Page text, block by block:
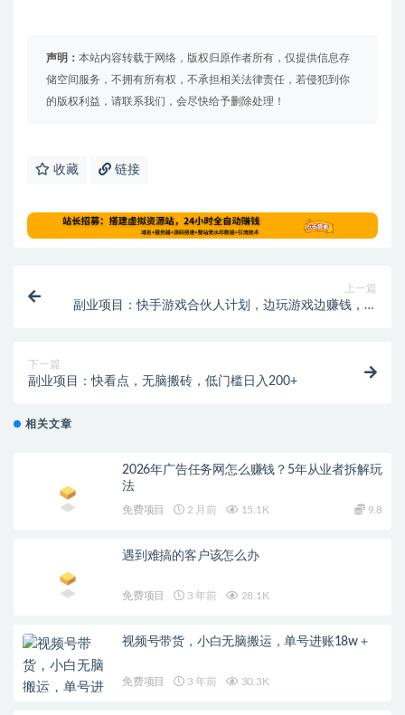
声明： 本站内容转载于网络，版权归原作者所有，仅提供信息存
储空间服务，不拥有所有权，不承担相关法律责任，若侵犯到你
的版权利益，请联系我们，会尽快给予删除处理！
收藏 链接
上一篇
副业项目：快手游戏合伙人计划，边玩游戏边赚钱，日
下一篇
副业项目：快看点，无脑搬砖，低门槛日入200+
相关文章
2026年广告任务网怎么赚钱？5年从业者拆解玩
法
免费项目 2 月前 15.1K 9.8
遇到难搞的客户该怎么办
免费项目 3 年前 28.1K
视频号带货，小白无脑搬运，单号进账18w＋
免费项目 3 年前 30.3K